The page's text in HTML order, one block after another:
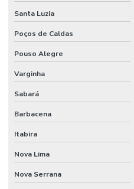
Santa Luzia
Poços de Caldas
Pouso Alegre
Varginha
Sabará
Barbacena
Itabira
Nova Lima
Nova Serrana